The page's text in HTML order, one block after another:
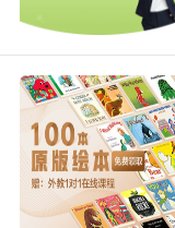
美式英语音标
1、双唇音——由
阻而构成的一种
2、唇齿音——是
的一种辅音。